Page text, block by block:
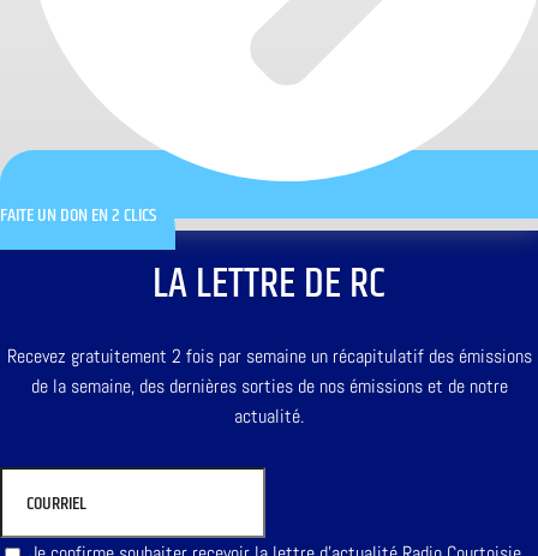
FAITE UN DON EN 2 CLICS
LA LETTRE DE RC
Recevez gratuitement 2 fois par semaine un récapitulatif des émissions
de la semaine, des dernières sorties de nos émissions et de notre
actualité.